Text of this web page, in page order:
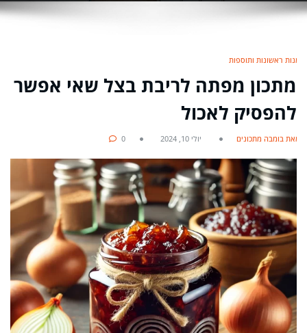
מנות ראשונות ותוספות
מתכון מפתה לריבת בצל שאי אפשר
להפסיק לאכול
מאת בומבה מתכונים יולי 10, 2024 0